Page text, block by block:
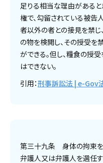
足りる相当な理由がある
権で、勾留されている被
者以外の者との接見を禁じ
の物を検閲し、その授受を
ができる。但し、糧食の授
はできない。
引用：刑事訴訟法 | e-Gov
第三十九条 身体の拘束を
弁護人又は弁護人を選任